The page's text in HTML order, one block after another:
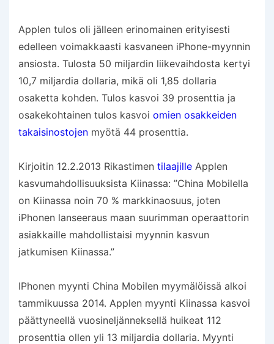
Applen tulos oli jälleen erinomainen erityisesti
edelleen voimakkaasti kasvaneen iPhone-myynnin
ansiosta. Tulosta 50 miljardin liikevaihdosta kertyi
10,7 miljardia dollaria, mikä oli 1,85 dollaria
osaketta kohden. Tulos kasvoi 39 prosenttia ja
osakekohtainen tulos kasvoi omien osakkeiden
takaisinostojen myötä 44 prosenttia.
Kirjoitin 12.2.2013 Rikastimen tilaajille Applen
kasvumahdollisuuksista Kiinassa: ”China Mobilella
on Kiinassa noin 70 % markkinaosuus, joten
iPhonen lanseeraus maan suurimman operaattorin
asiakkaille mahdollistaisi myynnin kasvun
jatkumisen Kiinassa.”
IPhonen myynti China Mobilen myymälöissä alkoi
tammikuussa 2014. Applen myynti Kiinassa kasvoi
päättyneellä vuosineljänneksellä huikeat 112
prosenttia ollen yli 13 miljardia dollaria. Myynti